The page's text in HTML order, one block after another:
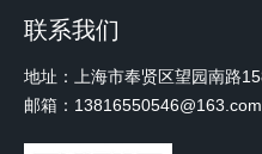
联系我们
邮箱：13816550546@163.com